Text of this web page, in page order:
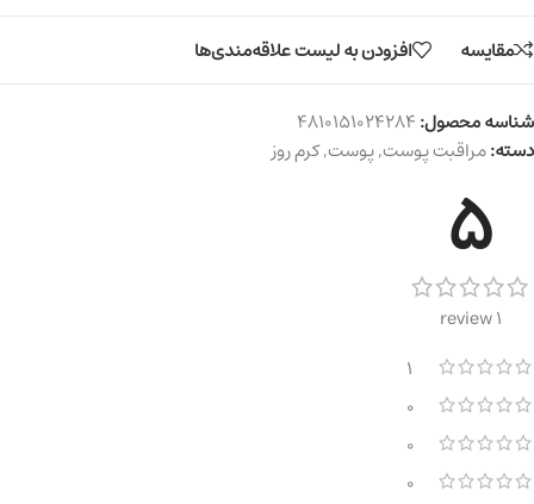
مقایسه افزودن به لیست علاقه‌مندی‌ها
شناسه محصول:4810151024284
دسته:مراقبت پوست,پوست,کرم روز
5
1 review
1
0
0
0